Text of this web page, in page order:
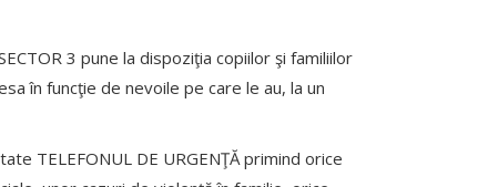
3 pune la dispoziţia copiilor şi familiilor
în funcţie de nevoile pe care le au, la un
TELEFONUL DE URGENŢĂ primind orice